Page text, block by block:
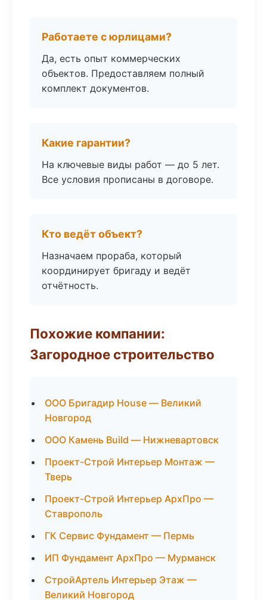
Работаете с юрлицами?
Да, есть опыт коммерческих
объектов. Предоставляем полный
комплект документов.
Какие гарантии?
На ключевые виды работ — до 5 лет.
Все условия прописаны в договоре.
Кто ведёт объект?
Назначаем прораба, который
координирует бригаду и ведёт
отчётность.
Похожие компании:
Загородное строительство
ООО Бригадир House — Великий
Новгород
ООО Камень Build — Нижневартовск
Проект-Строй Интерьер Монтаж —
Тверь
Проект-Строй Интерьер АрхПро —
Ставрополь
ГК Сервис Фундамент — Пермь
ИП Фундамент АрхПро — Мурманск
СтройАртель Интерьер Этаж —
Великий Новгород